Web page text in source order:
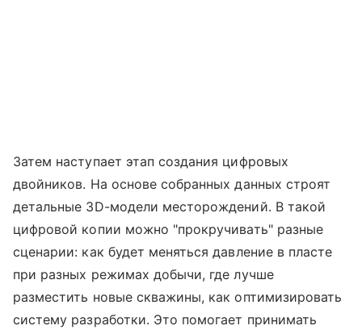
Затем наступает этап создания цифровых
двойников. На основе собранных данных строят
детальные 3D-модели месторождений. В такой
цифровой копии можно "прокручивать" разные
сценарии: как будет меняться давление в пласте
при разных режимах добычи, где лучше
разместить новые скважины, как оптимизировать
систему разработки. Это помогает принимать